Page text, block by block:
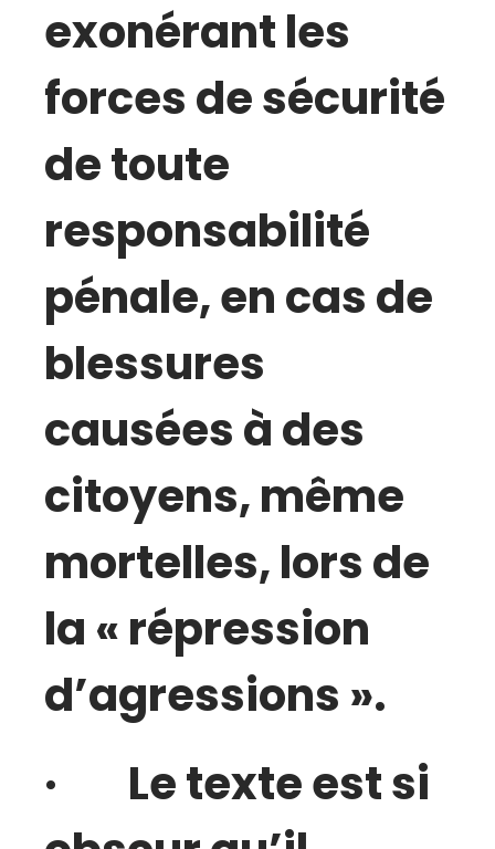
exonérant les
forces de sécurité
de toute
responsabilité
pénale, en cas de
blessures
causées à des
citoyens, même
mortelles, lors de
la « répression
d’agressions ».
· Le texte est si